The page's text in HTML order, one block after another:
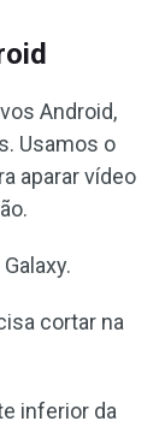
Android,
Usamos o
aparar vídeo
cortar na
inferior da